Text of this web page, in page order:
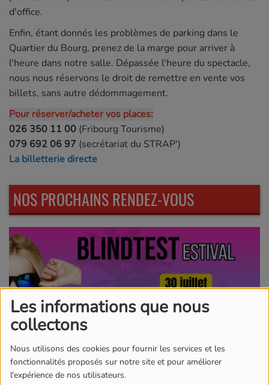
Les informations que nous
collectons
Nous utilisons des cookies pour fournir les services et les
fonctionnalités proposés sur notre site et pour améliorer
l'expérience de nos utilisateurs.
d'office.
Enfin, étant donnés les problèmes de parking dans le
Quartier du Bourg, prenez de la marge pour arriver à
l'heure dans notre salle. Dépassée l'heure du spectacle,
nous nous réservons le droit de remettre en vente vos
billets, sans autre dédommagement.
Pour réserver/acheter vos places:
026 350 11 00 (Fribourg Tourisme)
079 692 06 97 (secrétariat du STRAP')
La billetterie directe
NOS PROCHAINS RENDEZ-VOUS